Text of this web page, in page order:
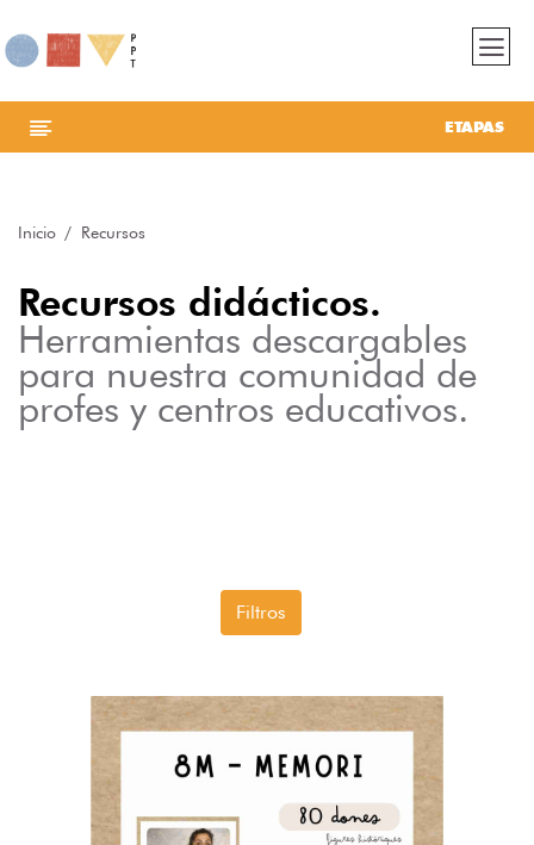
ETAPAS
Inicio Recursos
Recursos didácticos.
Herramientas descargables
para nuestra comunidad de
profes y centros educativos.
Filtros